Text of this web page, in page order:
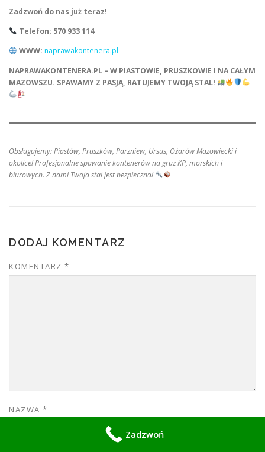
Zadzwoń do nas już teraz!
Telefon: 570 933 114
WWW: naprawakontenera.pl
NAPRAWAKONTENERA.PL – W PIASTOWIE, PRUSZKOWIE I NA CAŁYM
MAZOWSZU. SPAWAMY Z PASJĄ, RATUJEMY TWOJĄ STAL!
Obsługujemy: Piastów, Pruszków, Parzniew, Ursus, Ożarów Mazowiecki i
okolice! Profesjonalne spawanie kontenerów na gruz KP, morskich i
biurowych. Z nami Twoja stal jest bezpieczna!
DODAJ KOMENTARZ
KOMENTARZ *
NAZWA *
Zadzwoń